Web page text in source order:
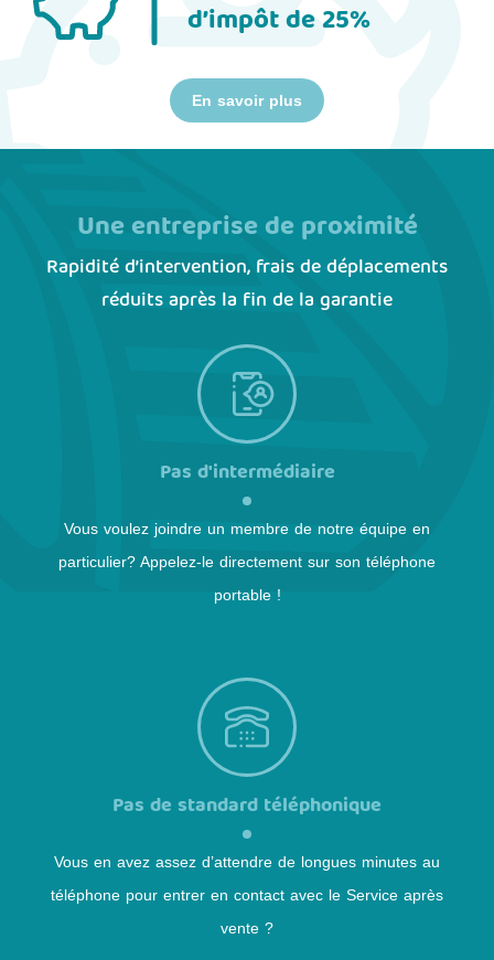
d’impôt de 25%
En savoir plus
Une entreprise de proximité
Rapidité d’intervention, frais de déplacements
réduits après la fin de la garantie
Pas d'intermédiaire
Vous voulez joindre un membre de notre équipe en
particulier? Appelez-le directement sur son téléphone
portable !
Pas de standard téléphonique
Vous en avez assez d’attendre de longues minutes au
téléphone pour entrer en contact avec le Service après
vente ?